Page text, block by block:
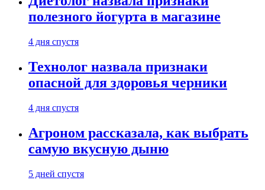
полезного йогурта в магазине
4 дня спустя
Технолог назвала признаки
опасной для здоровья черники
4 дня спустя
Агроном рассказала, как выбрать
самую вкусную дыню
5 дней спустя